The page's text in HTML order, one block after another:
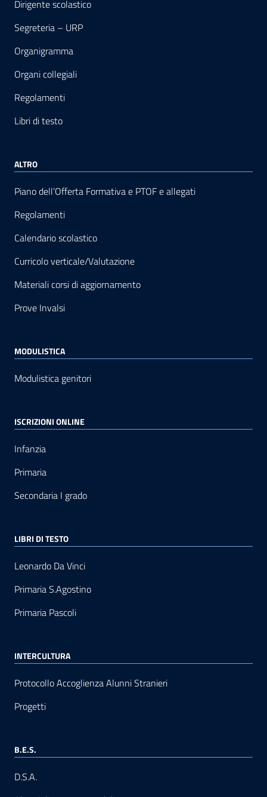
Dirigente scolastico
Segreteria – URP
Organigramma
Organi collegiali
Regolamenti
Libri di testo
ALTRO
Piano dell’Offerta Formativa e PTOF e allegati
Regolamenti
Calendario scolastico
Curricolo verticale/Valutazione
Materiali corsi di aggiornamento
Prove Invalsi
MODULISTICA
Modulistica genitori
ISCRIZIONI ONLINE
Infanzia
Primaria
Secondaria I grado
LIBRI DI TESTO
Leonardo Da Vinci
Primaria S.Agostino
Primaria Pascoli
INTERCULTURA
Protocollo Accoglienza Alunni Stranieri
Progetti
B.E.S.
D.S.A.